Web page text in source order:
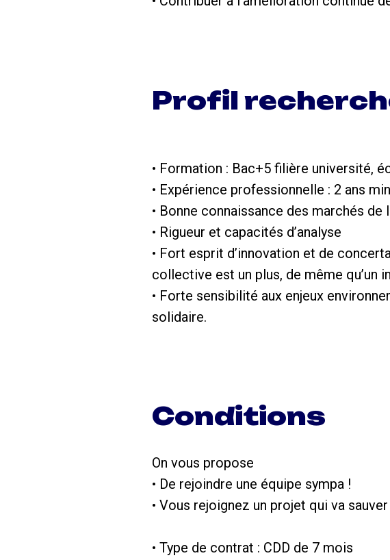
Profil
• Formation : Bac+5 filière université,
• Expérience professionnelle : 2 ans
• Bonne connaissance des marchés de
• Rigueur et capacités d’analyse
• Fort esprit d’innovation et de
collective est un plus, de même qu’un
• Forte sensibilité aux enjeux
solidaire.
Conditions
On vous propose
• De rejoindre une équipe sympa !
• Vous rejoignez un projet qui va
• Type de contrat : CDD de 7 mois